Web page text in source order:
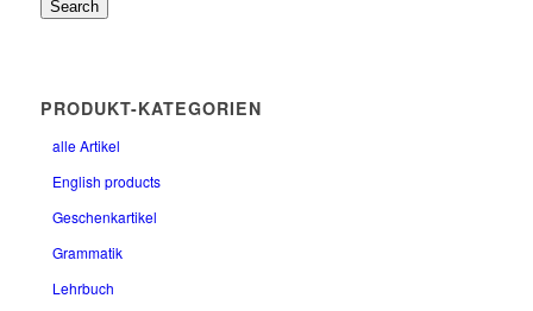
Search
PRODUKT-KATEGORIEN
alle Artikel
English products
Geschenkartikel
Grammatik
Lehrbuch